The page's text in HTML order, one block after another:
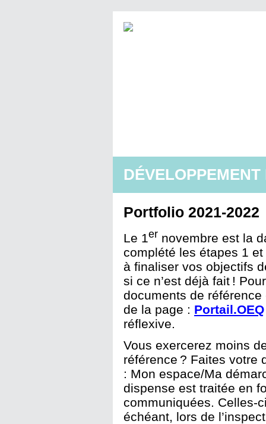
Portfolio 2021-2022
Le 1er novembre est la
complété les étapes 1
à finaliser vos objectifs
si ce n’est déjà fait !
documents de
de la page : Portail.OEQ
réflexive.
Vous exercerez moins
référence ? Faites votre
: Mon espace/Ma
dispense est traitée en
communiquées. Celles-
échéant, lors de